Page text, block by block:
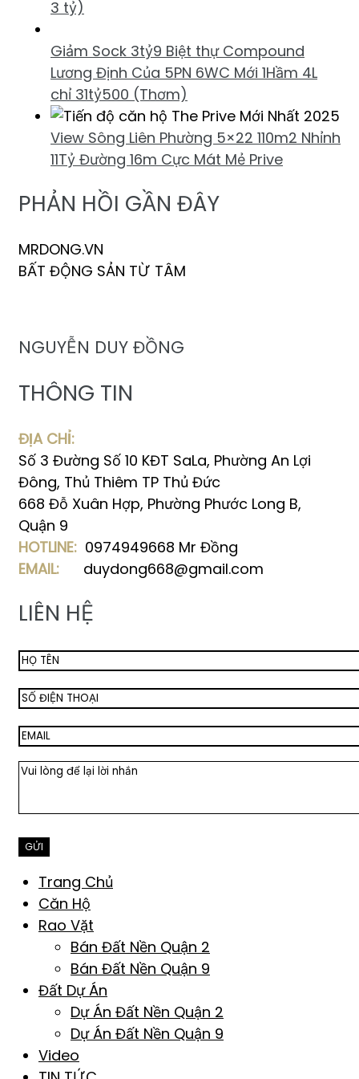
3 tỷ)
Giảm Sock 3tỷ9 Biệt thự Compound
Lương Định Của 5PN 6WC Mới 1Hầm 4L
chỉ 31tỷ500 (Thơm)
View Sông Liên Phường 5×22 110m2 Nhỉnh
11Tỷ Đường 16m Cực Mát Mẻ Prive
PHẢN HỒI GẦN ĐÂY
MRDONG.VN
BẤT ĐỘNG SẢN TỪ TÂM
NGUYỄN DUY ĐỒNG
THÔNG TIN
ĐỊA CHỈ:
Số 3 Đường Số 10 KĐT SaLa, Phường An Lợi
Đông, Thủ Thiêm TP Thủ Đức
668 Đỗ Xuân Hợp, Phường Phước Long B,
Quận 9
HOTLINE: 0974949668 Mr Đồng
EMAIL: duydong668@gmail.com
LIÊN HỆ
Trang Chủ
Căn Hộ
Rao Vặt
Bán Đất Nền Quận 2
Bán Đất Nền Quận 9
Đất Dự Án
Dự Án Đất Nền Quận 2
Dự Án Đất Nền Quận 9
Video